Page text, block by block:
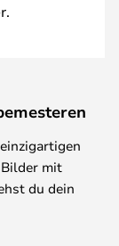
Bilder mit
du dein